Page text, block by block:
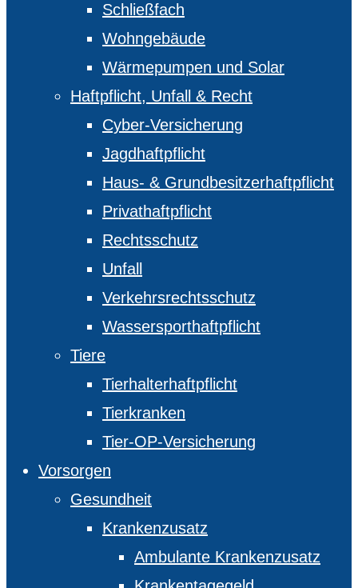
Schließfach
Wohngebäude
Wärmepumpen und Solar
Haftpflicht, Unfall & Recht
Cyber-Versicherung
Jagdhaftpflicht
Haus- & Grundbesitzerhaftpflicht
Privathaftpflicht
Rechtsschutz
Unfall
Verkehrsrechtsschutz
Wassersporthaftpflicht
Tiere
Tierhalterhaftpflicht
Tierkranken
Tier-OP-Versicherung
Vorsorgen
Gesundheit
Krankenzusatz
Ambulante Krankenzusatz